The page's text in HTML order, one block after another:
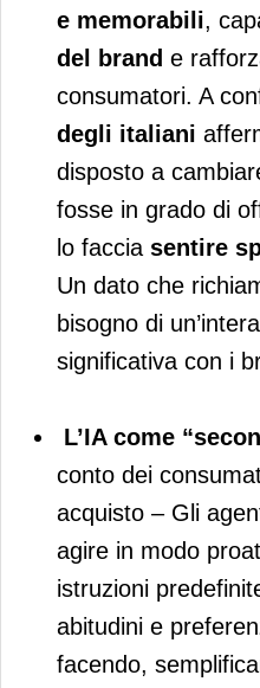
e memorabili,
del brand e
consumatori. A
degli italiani
disposto a
fosse in grado di
lo faccia sentire
Un dato che
bisogno di
significativa con i
L’IA come
conto dei
acquisto – Gli
agire in modo
istruzioni
abitudini e
facendo,